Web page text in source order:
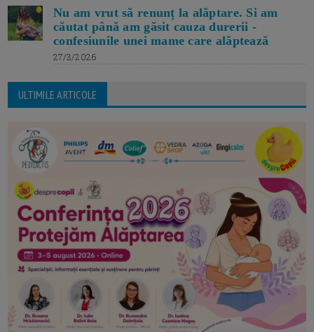
Nu am vrut să renunț la alăptare. Si am
căutat până am găsit cauza durerii -
confesiunile unei mame care alăptează
27/3/2026
ULTIMILE ARTICOLE